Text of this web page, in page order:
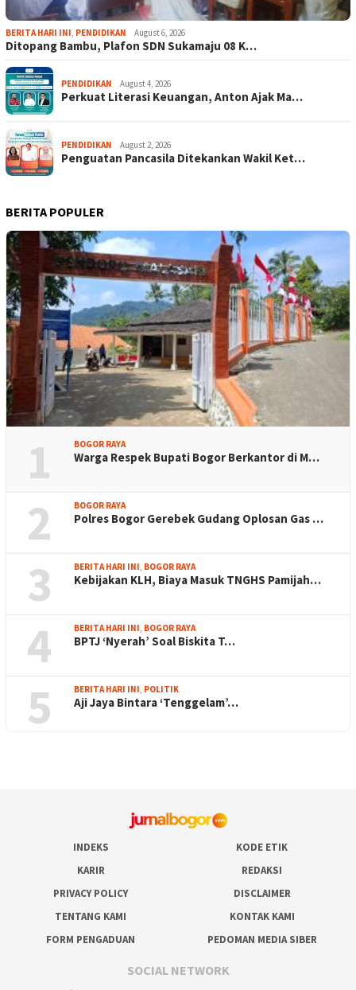
BERITA HARI INI, PENDIDIKAN August 6, 2026
Ditopang Bambu, Plafon SDN Sukamaju 08 K…
PENDIDIKAN August 4, 2026
Perkuat Literasi Keuangan, Anton Ajak Ma…
PENDIDIKAN August 2, 2026
Penguatan Pancasila Ditekankan Wakil Ket…
BERITA POPULER
1 BOGOR RAYA
Warga Respek Bupati Bogor Berkantor di M…
2 BOGOR RAYA
Polres Bogor Gerebek Gudang Oplosan Gas …
3 BERITA HARI INI BOGOR RAYA
Kebijakan KLH, Biaya Masuk TNGHS Pamijah…
4 BERITA HARI INI BOGOR RAYA
BPTJ ‘Nyerah’ Soal Biskita T…
5 BERITA HARI INI POLITIK
Aji Jaya Bintara ‘Tenggelam’…
INDEKS
KODE ETIK
KARIR
REDAKSI
PRIVACY POLICY
DISCLAIMER
TENTANG KAMI
KONTAK KAMI
FORM PENGADUAN
PEDOMAN MEDIA SIBER
SOCIAL NETWORK